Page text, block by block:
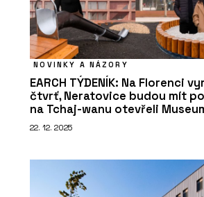
NOVINKY A NÁZORY
EARCH TÝDENÍK: Na Florenci
čtvrť, Neratovice budou mít
na Tchaj-wanu otevřeli
22. 12. 2025